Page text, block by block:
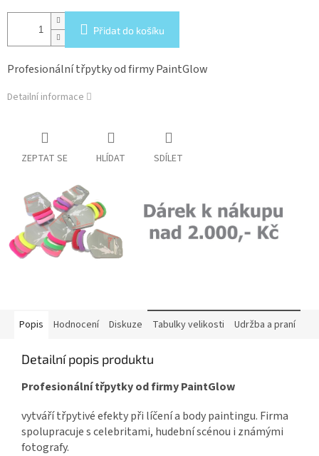
Přidat do košíku
Profesionální třpytky od firmy PaintGlow
Detailní informace
ZEPTAT SE HLÍDAT SDÍLET
Popis Hodnocení Diskuze Tabulky velikosti Udržba a praní
Detailní popis produktu
Profesionální třpytky od firmy PaintGlow
vytváří třpytivé efekty při líčení a body paintingu. Firma
spolupracuje s celebritami, hudební scénou i známými
fotografy.